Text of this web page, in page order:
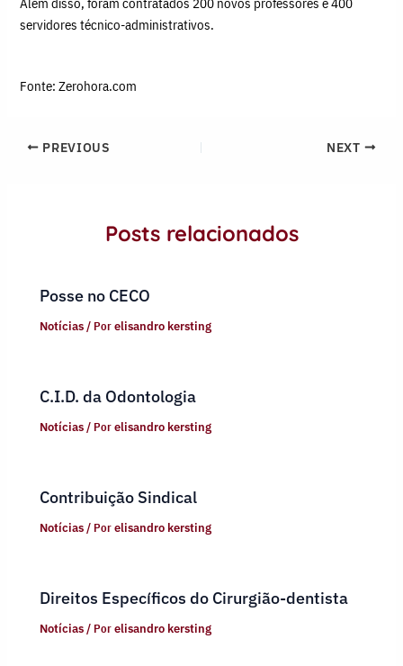
servidores técnico-administrativos.
Fonte: Zerohora.com
PREVIOUS NEXT
Posts relacionados
Posse no CECO
Notícias/ Porelisandro kersting
C.I.D. da Odontologia
Notícias/ Porelisandro kersting
Contribuição Sindical
Notícias/ Porelisandro kersting
Direitos Específicos do Cirurgião-dentista
Notícias/ Porelisandro kersting